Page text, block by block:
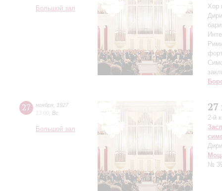
Большой зал
Хор
27 ноября
1927
13:00 Вс
Большой зал
27
2-й
№